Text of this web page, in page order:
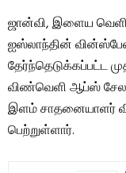
ஜான்வி, இளைய
ஐஸ்லாந்தின்
தேர்ந்தெடுக்கப்பட்ட
விண்வெளி ஆப்ஸ்
இளம் சாதனையாளர்
பெற்றுள்ளார்.